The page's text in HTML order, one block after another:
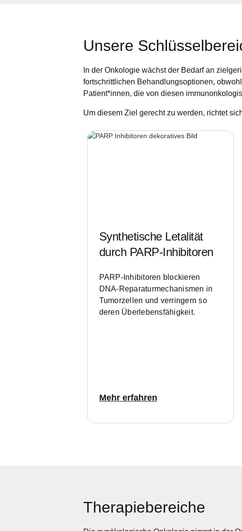
Unsere
In der Onkologie wächst der Bedarf an
fortschrittlichen Behandlungsoptionen,
Patient*innen, die von diesen
Um diesem Ziel gerecht zu werden, richtet
Synthetische Letalität
durch PARP-Inhibitoren
PARP-Inhibitoren blockieren
DNA-Reparaturmechanismen in
Tumorzellen und verringern so
deren Überlebensfähigkeit.
Mehr erfahren
Therapiebereiche